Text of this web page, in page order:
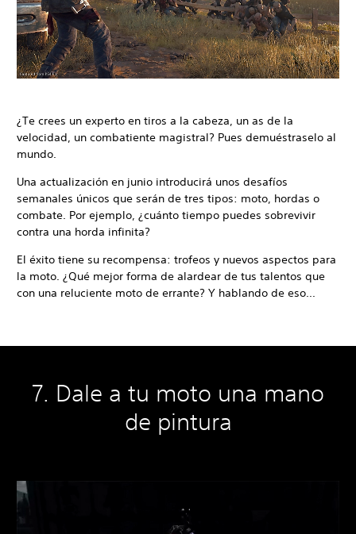
¿Te crees un experto en tiros a la cabeza, un as de la
velocidad, un combatiente magistral? Pues demuéstraselo al
mundo.
Una actualización en junio introducirá unos desafíos
semanales únicos que serán de tres tipos: moto, hordas o
combate. Por ejemplo, ¿cuánto tiempo puedes sobrevivir
contra una horda infinita?
El éxito tiene su recompensa: trofeos y nuevos aspectos para
la moto. ¿Qué mejor forma de alardear de tus talentos que
con una reluciente moto de errante? Y hablando de eso...
7. Dale a tu moto una mano
de pintura